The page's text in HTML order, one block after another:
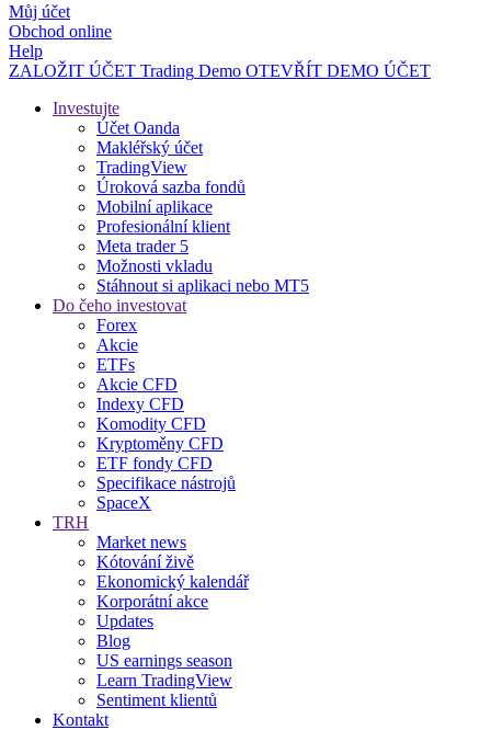
Můj účet
Obchod online
Help
ZALOŽIT ÚČET Trading Demo OTEVŘÍT DEMO ÚČET
Investujte
Účet Oanda
Makléřský účet
TradingView
Úroková sazba fondů
Mobilní aplikace
Profesionální klient
Meta trader 5
Možnosti vkladu
Stáhnout si aplikaci nebo MT5
Do čeho investovat
Forex
Akcie
ETFs
Akcie CFD
Indexy CFD
Komodity CFD
Kryptoměny CFD
ETF fondy CFD
Specifikace nástrojů
SpaceX
TRH
Market news
Kótování živě
Ekonomický kalendář
Korporátní akce
Updates
Blog
US earnings season
Learn TradingView
Sentiment klientů
Kontakt